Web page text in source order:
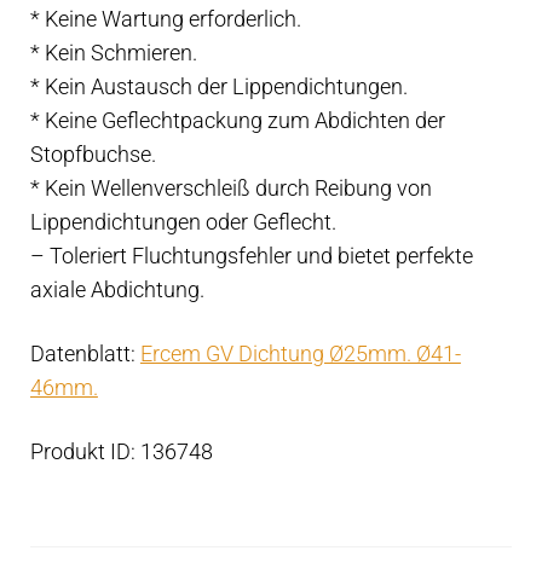
* Keine Wartung erforderlich.
* Kein Schmieren.
* Kein Austausch der Lippendichtungen.
* Keine Geflechtpackung zum Abdichten der
Stopfbuchse.
* Kein Wellenverschleiß durch Reibung von
Lippendichtungen oder Geflecht.
– Toleriert Fluchtungsfehler und bietet perfekte
axiale Abdichtung.
Datenblatt: Ercem GV Dichtung Ø25mm. Ø41-
46mm.
Produkt ID: 136748